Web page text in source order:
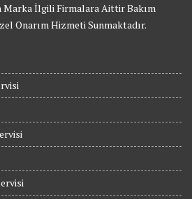
Marka İlgili Firmalara Aittir Bakım
Onarım Hizmeti Sunmaktadır.